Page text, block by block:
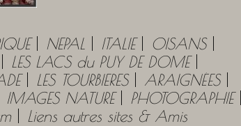
NEPAL ITALIE
OISANS
LES LACS du PUY DE DOME
LES TOURBIERES
ARAIGNÉES
IMAGES NATURE
PHOTOGRAPHIE
Liens autres sites & Amis